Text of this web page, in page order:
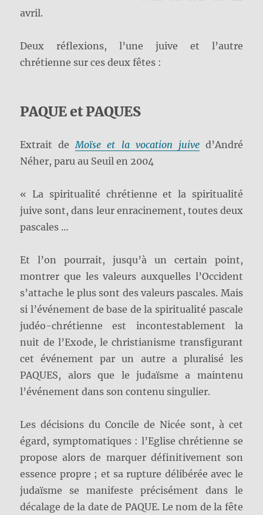
avril.
Deux réflexions, l’une juive et l’autre
chrétienne sur ces deux fêtes :
PAQUE et PAQUES
Extrait de Moïse et la vocation juived’André
Néher, paru au Seuil en 2004
« La spiritualité chrétienne et la spiritualité
juive sont, dans leur enracinement, toutes deux
pascales …
Et l’on pourrait, jusqu’à un certain point,
montrer que les valeurs auxquelles l’Occident
s’attache le plus sont des valeurs pascales. Mais
si l’événement de base de la spiritualité pascale
judéo-chrétienne est incontestablement la
nuit de l’Exode, le christianisme transfigurant
cet événement par un autre a pluralisé les
PAQUES, alors que le judaïsme a maintenu
l’événement dans son contenu singulier.
Les décisions du Concile de Nicée sont, à cet
égard, symptomatiques : l’Eglise chrétienne se
propose alors de marquer définitivement son
essence propre ; et sa rupture délibérée avec le
judaïsme se manifeste précisément dans le
décalage de la date de PAQUE. Le nom de la fête